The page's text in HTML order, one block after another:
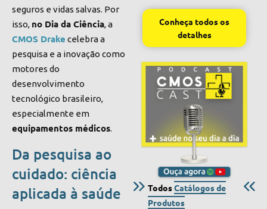
seguros e vidas salvas. Por
isso, no Dia da Ciência, a
CMOS Drake celebra a
pesquisa e a inovação como
motores do
desenvolvimento
tecnológico brasileiro,
especialmente em
equipamentos médicos.
Da pesquisa ao
cuidado: ciência
aplicada à saúde
Conheça todos os
detalhes
TodosCatálogos de
Produtos